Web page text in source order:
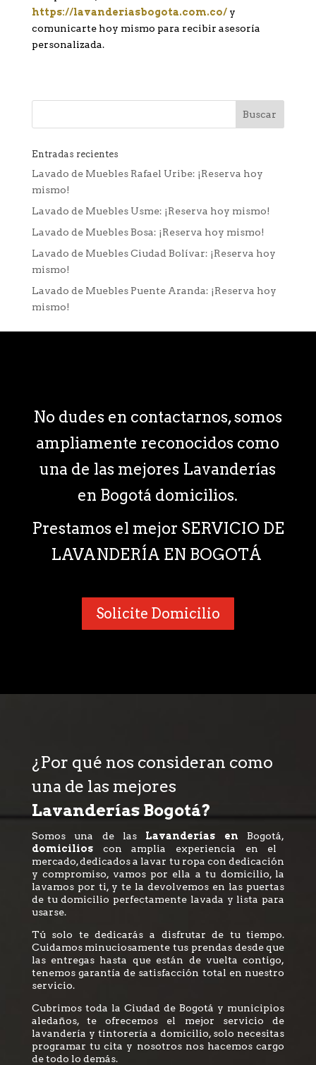
https://lavanderiasbogota.com.co/y
comunicarte hoy mismo para recibir asesoría
personalizada.
Entradas recientes
Lavado de Muebles Rafael Uribe: ¡Reserva hoy
mismo!
Lavado de Muebles Usme: ¡Reserva hoy mismo!
Lavado de Muebles Bosa: ¡Reserva hoy mismo!
Lavado de Muebles Ciudad Bolívar: ¡Reserva hoy
mismo!
Lavado de Muebles Puente Aranda: ¡Reserva hoy
mismo!
No dudes en contactarnos, somos
ampliamente reconocidos como
una de las mejores Lavanderías
en Bogotá domicilios.
Prestamos el mejor SERVICIO DE
LAVANDERÍA EN BOGOTÁ
Solicite Domicilio
¿Por qué nos consideran como
una de las mejores
Lavanderías Bogotá?
Somos una de las Lavanderías en Bogotá,
domicilioscon amplia experiencia en el
mercado, dedicados a lavar tu ropa con dedicación
y compromiso, vamos por ella a tu domicilio, la
lavamos por ti, y te la devolvemos en las puertas
de tu domicilio perfectamente lavada y lista para
usarse.
Tú solo te dedicarás a disfrutar de tu tiempo.
Cuidamos minuciosamente tus prendas desde que
las entregas hasta que están de vuelta contigo,
tenemos garantía de satisfacción total en nuestro
servicio.
Cubrimos toda la Ciudad de Bogotá y municipios
aledaños, te ofrecemos el mejor servicio de
lavandería y tintorería a domicilio, solo necesitas
programar tu cita y nosotros nos hacemos cargo
de todo lo demás.